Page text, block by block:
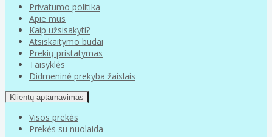
Privatumo politika
Apie mus
Kaip užsisakyti?
Atsiskaitymo būdai
Prekių pristatymas
Taisyklės
Didmeninė prekyba žaislais
Klientų aptarnavimas
Visos prekės
Prekės su nuolaida